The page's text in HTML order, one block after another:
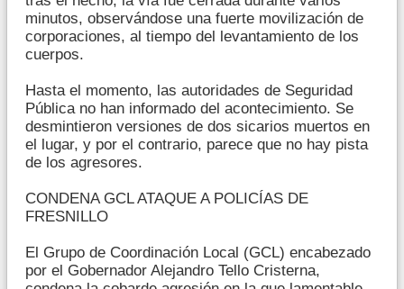
minutos, observándose una fuerte movilización de
corporaciones, al tiempo del levantamiento de los
cuerpos.
Hasta el momento, las autoridades de Seguridad
Pública no han informado del acontecimiento. Se
desmintieron versiones de dos sicarios muertos en
el lugar, y por el contrario, parece que no hay pista
de los agresores.
CONDENA GCL ATAQUE A POLICÍAS DE
FRESNILLO
El Grupo de Coordinación Local (GCL) encabezado
por el Gobernador Alejandro Tello Cristerna,